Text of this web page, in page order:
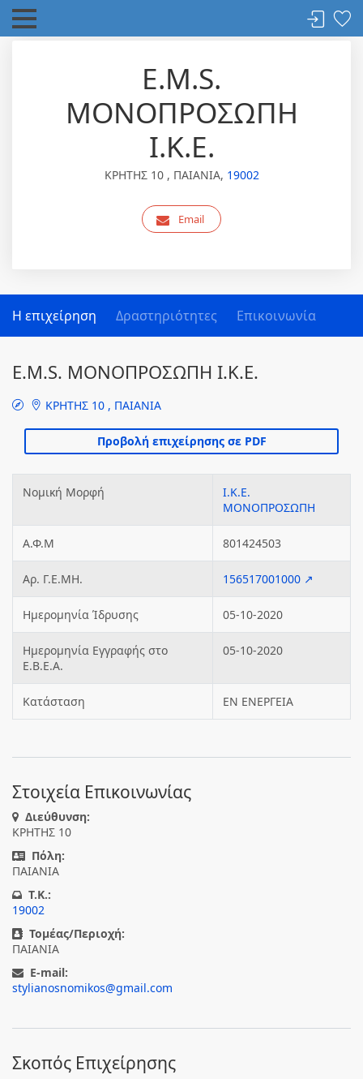
E.M.S.
ΜΟΝΟΠΡΟΣΩΠΗ
Ι.Κ.Ε.
ΚΡΗΤΗΣ 10 , ΠΑΙΑΝΙΑ, 19002
Email
Η επιχείρηση Δραστηριότητες Επικοινωνία
E.M.S. ΜΟΝΟΠΡΟΣΩΠΗ Ι.Κ.Ε.
ΚΡΗΤΗΣ 10 , ΠΑΙΑΝΙΑ
Νομική Μορφή
Ι.Κ.Ε.
ΜΟΝΟΠΡΟΣΩΠΗ
Α.Φ.Μ 801424503
Αρ. Γ.Ε.ΜΗ. 156517001000 ↗
Ημερομηνία Ίδρυσης 05-10-2020
Ημερομηνία Εγγραφής στο
Ε.Β.Ε.Α.
05-10-2020
Κατάσταση ΕΝ ΕΝΕΡΓΕΙΑ
Στοιχεία Επικοινωνίας
Διεύθυνση:
ΚΡΗΤΗΣ 10
Πόλη:
ΠΑΙΑΝΙΑ
T.K.:
19002
Τομέας/Περιοχή:
ΠΑΙΑΝΙΑ
E-mail:
stylianosnomikos@gmail.com
Σκοπός Επιχείρησης